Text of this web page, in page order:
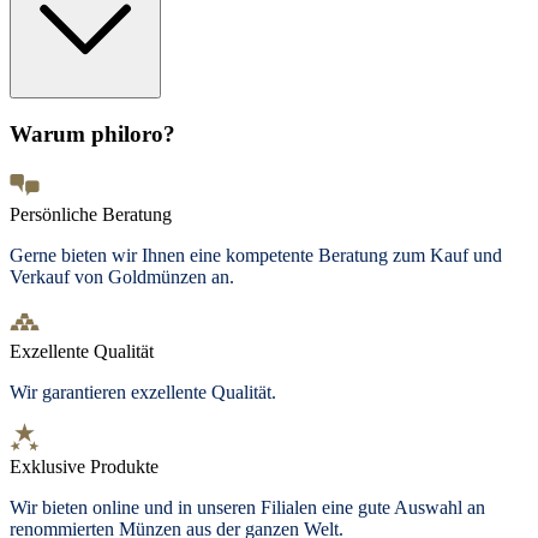
Warum philoro?
Persönliche Beratung
Gerne bieten wir Ihnen eine kompetente Beratung zum Kauf und
Verkauf von Goldmünzen an.
Exzellente Qualität
Wir garantieren exzellente Qualität.
Exklusive Produkte
Wir bieten online und in unseren Filialen eine gute Auswahl an
renommierten Münzen aus der ganzen Welt.